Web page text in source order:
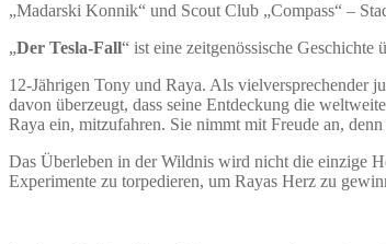
„Madarski Konnik“ und Scout Club „Compass“ –
„Der Tesla-Fall“ ist eine zeitgenössische Geschichte
12-Jährigen Tony und Raya. Als vielversprechender
davon überzeugt, dass seine Entdeckung die
Raya ein, mitzufahren. Sie nimmt mit Freude an,
Das Überleben in der Wildnis wird nicht die einzige
Experimente zu torpedieren, um Rayas Herz zu